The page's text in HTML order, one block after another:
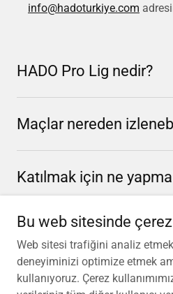
info@hadoturkiye.com
HADO Pro Lig nedir?
Maçlar nereden
Katılmak için ne
Telif Hakkı © 2026
Bu web sitesinde çerez
Web sitesi trafiğini analiz
deneyiminizi optimize etmek
kullanıyoruz. Çerez